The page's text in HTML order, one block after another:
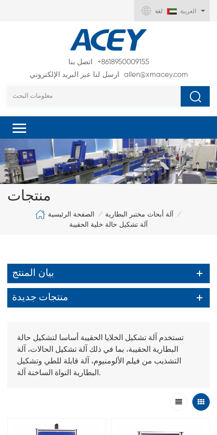
لغة : العربية
اتصل بنا
+8618950009155
ارسل لنا عبر البريد الإلكتروني
allen@xmacey.com
منتجات
الصفحة الرئيسية / آلة أبحاث مختبر البطارية /
آلة تشكيل حالة خلية الحقيبة
بيان المنتج
منتجات جديدة
تستخدم آلة تشكيل الخلايا الحقيبة أساسا لتشكيل حالة
البطارية الحقيبة، بما في ذلك آلة تشكيل الحالات، آلة
التشذيب من فيلم الألومنيوم، آلة قابلة للطي وتشكيل
البطارية النواة الساخنة آلة.